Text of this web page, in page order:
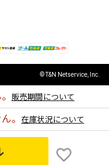
販売期間について
。 在庫状況について
© T&N Netservice, Inc.